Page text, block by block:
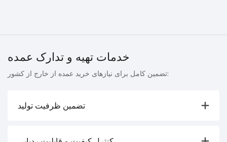
خدمات تهیه و تدارک عمده
تضمین کامل برای نیازهای خرید عمده از خارج از کشور:
تضمین ظرفیت تولید